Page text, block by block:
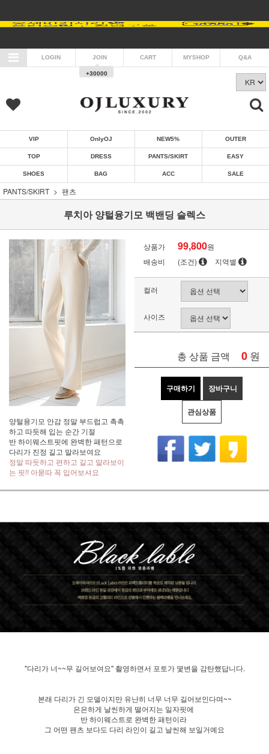
LOGIN JOIN
+30000
CART MYSHOP Q&A
VIP OnlyOJ NEW5% OUTER
TOP DRESS PANTS/SKIRT EASY
SHOES BAG ACC SALE
PANTS/SKIRT 팬츠
루치아 양털융기모 백밴딩 슬렉스
양털융기모 안감 정말 부드럽고 촉촉
하고 따듯해 입는 순간 기절
반 하이웨스트핏에 완벽한 패턴으로
다리가 진정 길고 말라보여요
정말 따듯하고 편하고 길고 말라보이
는 핏!! 아묻따 꼭 입어보셔요
상품가 99,800원
배송비
(조건) 지역별
컬러
사이즈
총 상품 금액 0 원
구매하기 장바구니
관심상품
"다리가 너~~무 길어보여요" 촬영하면서 포토가 몇변을 감탄했답니다.
본래 다리가 긴 모델이지만 유난히 너무 너무 길어보인다며~~
은은하게 날씬하게 떨어지는 일자핏에
반 하이웨스트로 완벽한 패턴이라
그 어떤 팬츠 보다도 다리 라인이 길고 날씬해 보일거예요